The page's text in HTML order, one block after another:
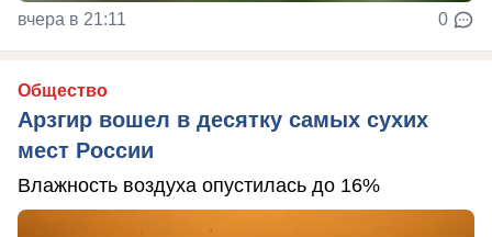
вчера в 21:11 0
Общество
Арзгир вошел в десятку самых сухих
мест России
Влажность воздуха опустилась до 16%